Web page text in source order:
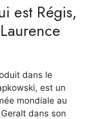
est Régis,
dans le
est un
mondiale au
dans son